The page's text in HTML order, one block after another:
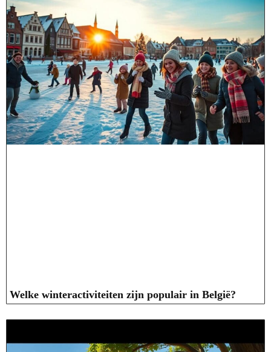
Welke winteractiviteiten zijn populair in België?